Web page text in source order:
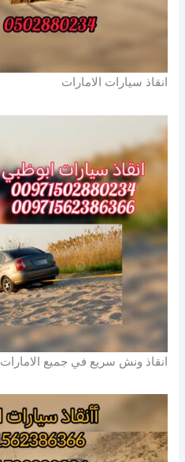
انقاذ سيارات الامارات
انقاذ ونش سريع في جميع الامارات